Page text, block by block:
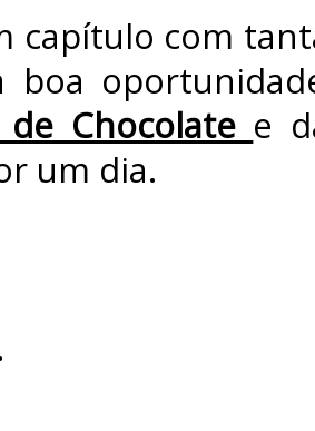
capítulo com
boa
de Chocolate e
um dia.